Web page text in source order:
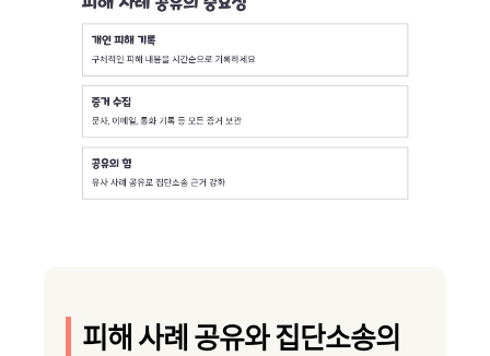
피해 사례 공유와 집단소송의